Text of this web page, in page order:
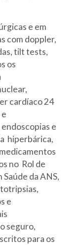
e em
com doppler,
tilt tests,
os
cardíaco 24
e
hiperbárica,
no Rol de
da ANS,
e
seguro,
para os